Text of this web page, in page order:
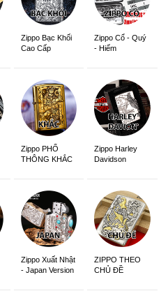
Zippo Bạc Khối
Cao Cấp
Zippo Cổ - Quý
- Hiếm
Zippo PHỔ
THÔNG KHẮC
Zippo Harley
Davidson
Zippo Xuất Nhật
- Japan Version
ZIPPO THEO
CHỦ ĐỀ